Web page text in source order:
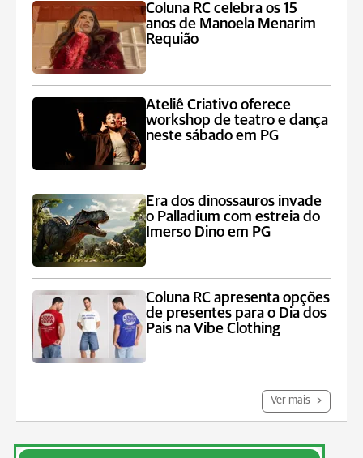
Coluna RC celebra os 15
anos de Manoela Menarim
Requião
Ateliê Criativo oferece
workshop de teatro e dança
neste sábado em PG
Era dos dinossauros invade
o Palladium com estreia do
Imerso Dino em PG
Coluna RC apresenta opções
de presentes para o Dia dos
Pais na Vibe Clothing
Ver mais